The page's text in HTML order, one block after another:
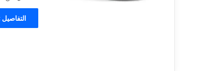
التفاصيل